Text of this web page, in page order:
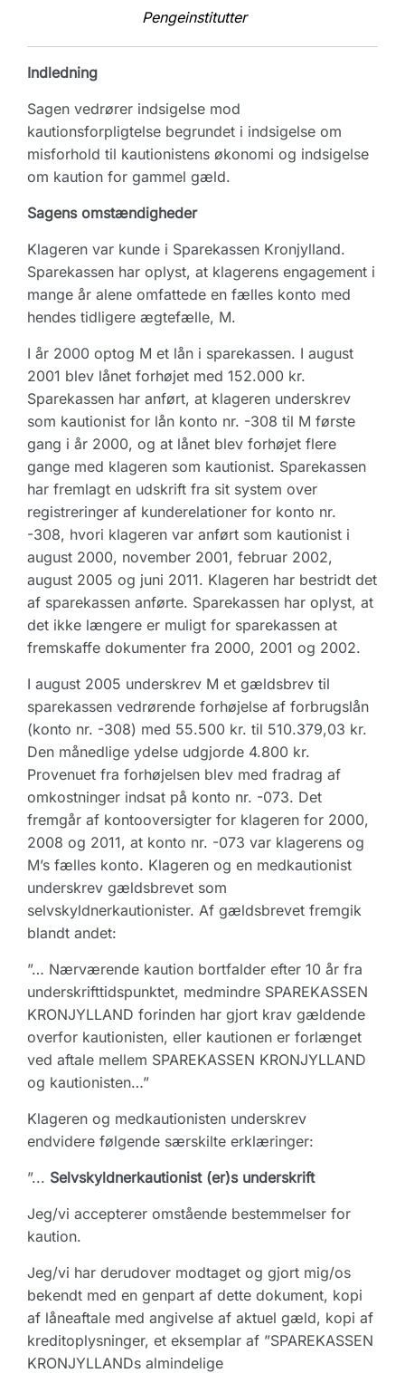
Pengeinstitutter
Indledning
Sagen vedrører indsigelse mod
kautionsforpligtelse begrundet i indsigelse om
misforhold til kautionistens økonomi og indsigelse
om kaution for gammel gæld.
Sagens omstændigheder
Klageren var kunde i Sparekassen Kronjylland.
Sparekassen har oplyst, at klagerens engagement i
mange år alene omfattede en fælles konto med
hendes tidligere ægtefælle, M.
I år 2000 optog M et lån i sparekassen. I august
2001 blev lånet forhøjet med 152.000 kr.
Sparekassen har anført, at klageren underskrev
som kautionist for lån konto nr. -308 til M første
gang i år 2000, og at lånet blev forhøjet flere
gange med klageren som kautionist. Sparekassen
har fremlagt en udskrift fra sit system over
registreringer af kunderelationer for konto nr.
-308, hvori klageren var anført som kautionist i
august 2000, november 2001, februar 2002,
august 2005 og juni 2011. Klageren har bestridt det
af sparekassen anførte. Sparekassen har oplyst, at
det ikke længere er muligt for sparekassen at
fremskaffe dokumenter fra 2000, 2001 og 2002.
I august 2005 underskrev M et gældsbrev til
sparekassen vedrørende forhøjelse af forbrugslån
(konto nr. -308) med 55.500 kr. til 510.379,03 kr.
Den månedlige ydelse udgjorde 4.800 kr.
Provenuet fra forhøjelsen blev med fradrag af
omkostninger indsat på konto nr. -073. Det
fremgår af kontooversigter for klageren for 2000,
2008 og 2011, at konto nr. -073 var klagerens og
M’s fælles konto. Klageren og en medkautionist
underskrev gældsbrevet som
selvskyldnerkautionister. Af gældsbrevet fremgik
blandt andet:
”… Nærværende kaution bortfalder efter 10 år fra
underskrifttidspunktet, medmindre SPAREKASSEN
KRONJYLLAND forinden har gjort krav gældende
overfor kautionisten, eller kautionen er forlænget
ved aftale mellem SPAREKASSEN KRONJYLLAND
og kautionisten…”
Klageren og medkautionisten underskrev
endvidere følgende særskilte erklæringer:
”... Selvskyldnerkautionist (er)s underskrift
Jeg/vi accepterer omstående bestemmelser for
kaution.
Jeg/vi har derudover modtaget og gjort mig/os
bekendt med en genpart af dette dokument, kopi
af låneaftale med angivelse af aktuel gæld, kopi af
kreditoplysninger, et eksemplar af ”SPAREKASSEN
KRONJYLLANDs almindelige